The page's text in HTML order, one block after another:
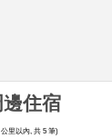
邊住宿
公里以內, 共 5 筆)